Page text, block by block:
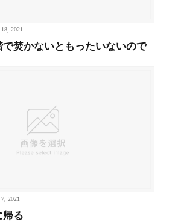
2021
で焚かないともったいないので
2021
帰る